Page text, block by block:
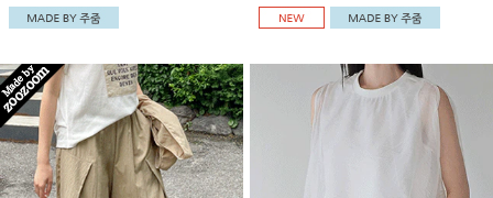
작된 블라우스예요~볼륨감있는 소매 셔링과
세련된 나염패턴으로 유니크한 매력 UP!
단으로 제작된 와이드팬츠! 베이직한 디자인으
로 코디 활용도가 높은 아이템이에요~